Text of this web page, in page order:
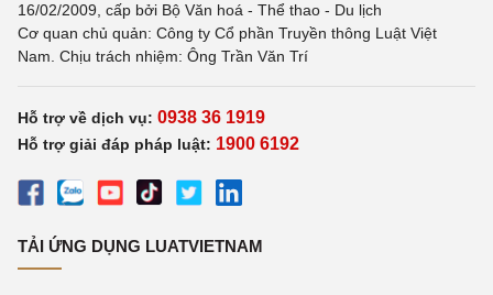
16/02/2009, cấp bởi Bộ Văn hoá - Thể thao - Du lịch
Cơ quan chủ quản: Công ty Cổ phần Truyền thông Luật Việt
Nam. Chịu trách nhiệm: Ông Trần Văn Trí
Hỗ trợ về dịch vụ: 0938 36 1919
Hỗ trợ giải đáp pháp luật: 1900 6192
TẢI ỨNG DỤNG LUATVIETNAM